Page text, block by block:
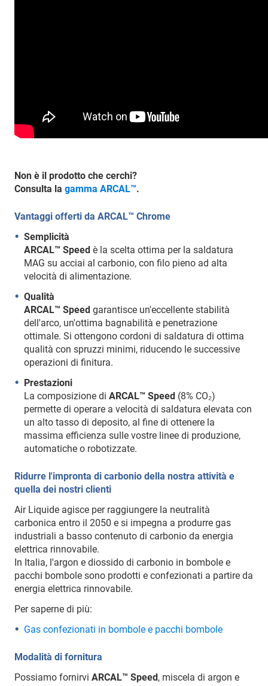
Non è il prodotto che cerchi?
Consulta la gamma ARCAL™.
Vantaggi offerti da ARCAL™ Chrome
Semplicità
ARCAL™ Speed è la scelta ottima per la saldatura
MAG su acciai al carbonio, con filo pieno ad alta
velocità di alimentazione.
Qualità
ARCAL™ Speed garantisce un'eccellente stabilità
dell'arco, un'ottima bagnabilità e penetrazione
ottimale. Si ottengono cordoni di saldatura di ottima
qualità con spruzzi minimi, riducendo le successive
operazioni di finitura.
Prestazioni
La composizione di ARCAL™ Speed (8% CO₂)
permette di operare a velocità di saldatura elevata con
un alto tasso di deposito, al fine di ottenere la
massima efficienza sulle vostre linee di produzione,
automatiche o robotizzate.
Ridurre l'impronta di carbonio della nostra attività e
quella dei nostri clienti
Air Liquide agisce per raggiungere la neutralità
carbonica entro il 2050 e si impegna a produrre gas
industriali a basso contenuto di carbonio da energia
elettrica rinnovabile.
In Italia, l'argon e diossido di carbonio in bombole e
pacchi bombole sono prodotti e confezionati a partire da
energia elettrica rinnovabile.
Per saperne di più:
Gas confezionati in bombole e pacchi bombole
Modalità di fornitura
Possiamo fornirvi ARCAL™ Speed , miscela di argon e